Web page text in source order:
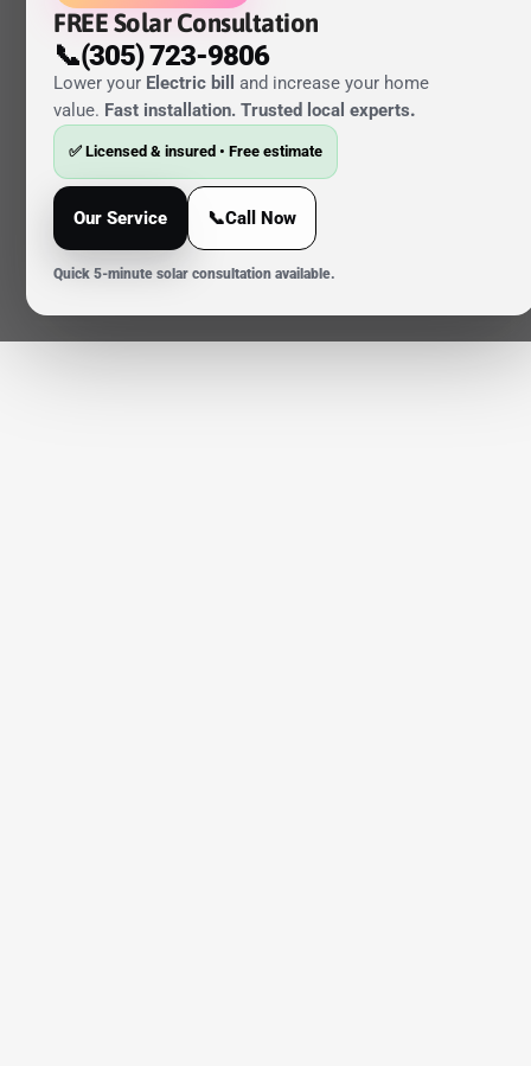
FREE Solar Consultation
📞(305) 723-9806
Lower your Electric bill
and increase your home
value. Fast installation. Trusted local experts.
✅ Licensed & insured • Free estimate
Our Service 📞Call Now
Quick 5-minute solar consultation available.